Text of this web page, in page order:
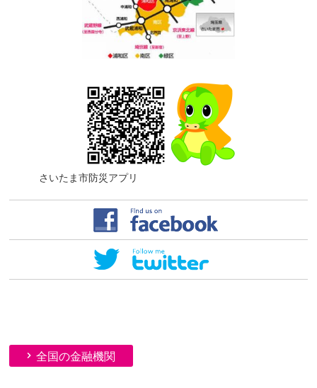
さいたま市防災アプリ
全国の金融機関